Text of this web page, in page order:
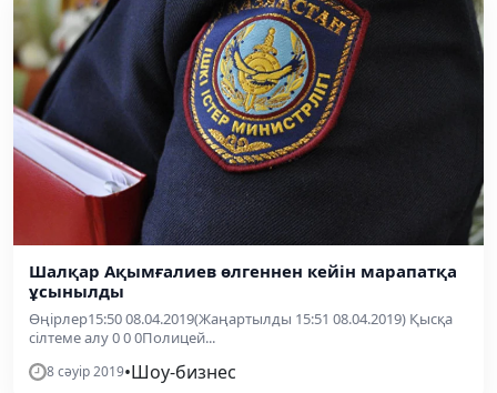
Шалқар Ақымғалиев өлгеннен кейін марапатқа
ұсынылды
Өңірлер15:50 08.04.2019(Жаңартылды 15:51 08.04.2019) Қысқа
сілтеме алу 0 0 0Полицей...
8 сәуір 2019•Шоу-бизнес